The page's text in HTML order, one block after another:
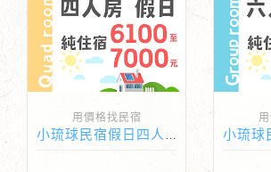
用價格找民宿